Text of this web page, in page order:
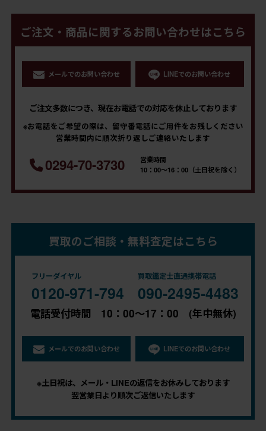
ご注文・商品に関するお問い合わせはこちら
メールでのお問い合わせ LINEでのお問い合わせ
ご注文多数につき、現在お電話での対応を休止しております
※お電話をご希望の際は、留守番電話にご用件をお残しください
営業時間内に順次折り返しご連絡いたします
0294-70-3730
営業時間
10：00～16：00（土日祝を除く）
買取のご相談・無料査定はこちら
フリーダイヤル
0120-971-794
買取鑑定士直通携帯電話
090-2495-4483
電話受付時間 10：00～17：00 (年中無休)
メールでのお問い合わせ LINEでのお問い合わせ
※土日祝は、メール・LINEの返信をお休みしております
翌営業日より順次ご返信いたします